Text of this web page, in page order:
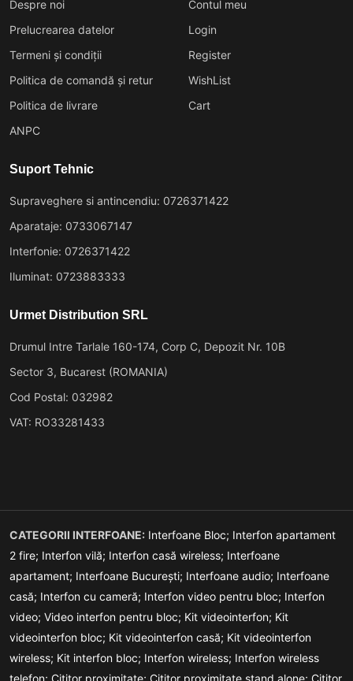
Despre noi
Prelucrearea datelor
Termeni și condiții
Politica de comandă și retur
Politica de livrare
ANPC
Contul meu
Login
Register
WishList
Cart
Suport Tehnic
Supraveghere si antincendiu: 0726371422
Aparataje: 0733067147
Interfonie: 0726371422
Iluminat: 0723883333
Urmet Distribution SRL
Drumul Intre Tarlale 160-174, Corp C, Depozit Nr. 10B
Sector 3, Bucarest (ROMANIA)
Cod Postal: 032982
VAT: RO33281433
CATEGORII INTERFOANE: Interfoane Bloc; Interfon apartament
2 fire; Interfon vilă; Interfon casă wireless; Interfoane
apartament; Interfoane București; Interfoane audio; Interfoane
casă; Interfon cu cameră; Interfon video pentru bloc; Interfon
video; Video interfon pentru bloc; Kit videointerfon; Kit
videointerfon bloc; Kit videointerfon casă; Kit videointerfon
wireless; Kit interfon bloc; Interfon wireless; Interfon wireless
telefon; Cititor proximitate; Cititor proximitate stand alone; Cititor